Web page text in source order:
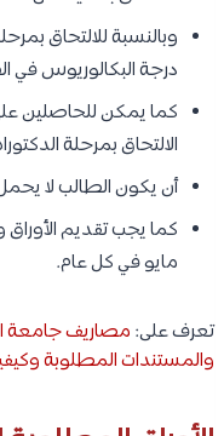
وبالنسبة للالتحاق
درجة البكالوريوس في
كما يمكن للحاصلين
الالتحاق بمرحلة
أن يكون الطالب لا
كما يجب تقديم
مايو في كل عام.
تعرف على: مصاريف جامعة
والمستندات المطلوبة